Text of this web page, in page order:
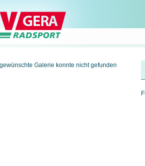
Galerie konnte nicht gefunden